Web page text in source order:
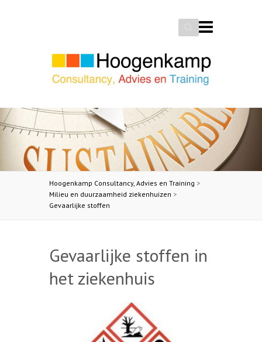
Search
Hoogenkamp Consultancy, Advies en Training >
Milieu en duurzaamheid ziekenhuizen >
Gevaarlijke stoffen
Gevaarlijke stoffen in
het ziekenhuis